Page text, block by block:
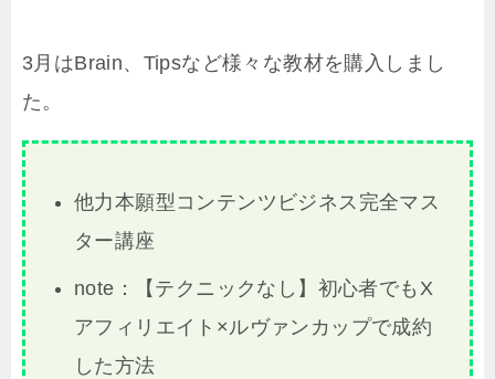
3月はBrain、 Tipsなど様々な教材を購入しまし
た。
他力本願型コンテンツビジネス完全マス
ター講座
note：【テクニックなし】初心者でもX
アフィリエイト×ルヴァンカップで成約
した方法